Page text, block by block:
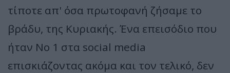
τίποτε απ' όσα πρωτοφανή ζήσαμε το
βράδυ, της Κυριακής. Ένα επεισόδιο που
ήταν Νο 1 στα social media
επισκιάζοντας ακόμα και τον τελικό, δεν